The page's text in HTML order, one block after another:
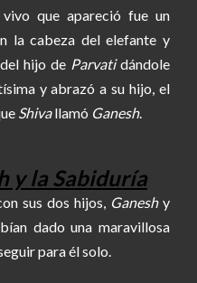
que apareció fue un
la cabeza del elefante y
hijo de Parvatidándole
y abrazó a su hijo, el
Shivallamó Ganesh.
y la Sabiduría
sus dos hijos, Ganeshy
dado una maravillosa
para él solo.